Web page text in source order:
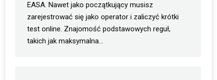
EASA. Nawet jako początkujący musisz
zarejestrować się jako operator i zaliczyć krótki
test online. Znajomość podstawowych reguł,
takich jak maksymalna…